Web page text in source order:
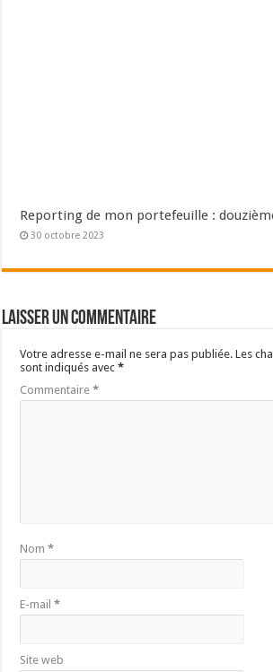
Reporting de mon portefeuille :
30 octobre 2023
Laisser un commentaire
Votre adresse e-mail ne sera pas publiée. Les
sont indiqués avec*
Commentaire*
Nom*
E-mail*
Site web